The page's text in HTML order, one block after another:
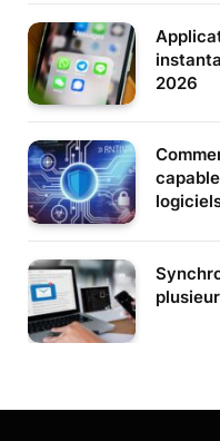
2026